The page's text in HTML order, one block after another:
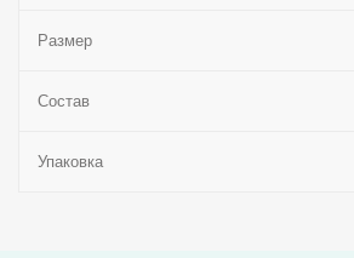
Размер
Состав
Упаковка